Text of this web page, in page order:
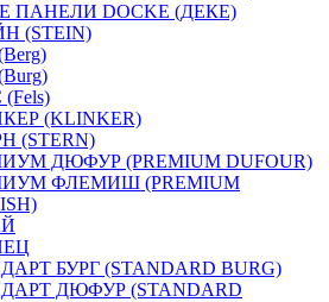
ПАНЕЛИ DOCKE (ДЕКЕ)
(STEIN)
(KLINKER)
(STERN)
ДЮФУР (PREMIUM DUFOUR)
ФЛЕМИШ (PREMIUM
БУРГ (STANDARD BURG)
ДЮФУР (STANDARD